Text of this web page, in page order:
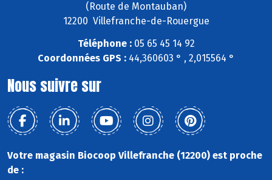
(Route de Montauban)
12200 Villefranche-de-Rouergue
Téléphone :05 65 45 14 92
Coordonnées GPS : 44,360603 ° , 2,015564 °
Nous suivre sur
Votre magasin Biocoop Villefranche (12200) est proche
de :